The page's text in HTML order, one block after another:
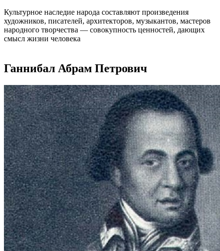
Культурное наследие народа составляют произведения
художников, писателей, архитекторов, музыкантов, мастеров
народного творчества ― совокупность ценностей, дающих
смысл жизни человека
Ганнибал Абрам Петрович